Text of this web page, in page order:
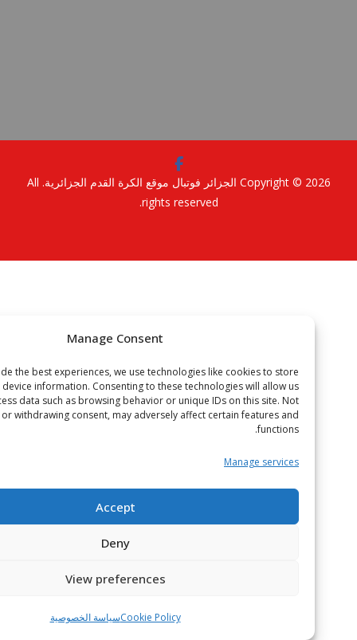
Manage Consent
To provide the best experiences, we use technologies like cookies to store
access device information. Consenting to these technologies will allow us
to process data such as browsing behavior or unique IDs on this site. Not
or withdrawing consent, may adversely affect certain features and
Manage services
View preferences
Cookie Policyسياسة الخصوصية
Copyright © الجزائر فوتبال موقع الكرة القدم الجزائرية
. All
rights reserved.